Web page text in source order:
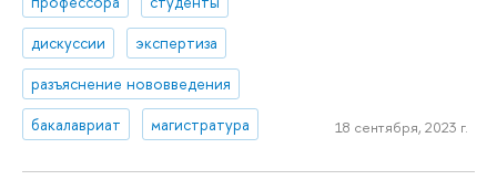
дискуссии
экспертиза
разъяснение нововведения
бакалавриат
магистратура 18 сентября, 2023 г.